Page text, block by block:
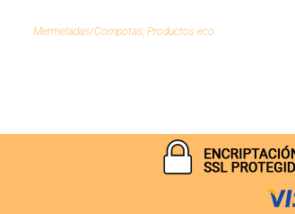
Mermeladas/Compotas, Productos eco